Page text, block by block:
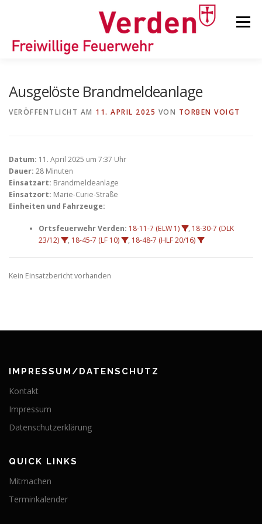
Menü
KINDER-/JUGENDFEUERWEHR
Ausgelöste Brandmeldeanlage
VERÖFFENTLICHT AM 11. APRIL 2025 VON TORBEN VOIGT
Datum: 11. April 2025 um 7:37 Uhr
Dauer: 28 Minuten
Einsatzart: Brandmeldeanlage
Einsatzort: Marie-Curie-Straße
Einheiten und Fahrzeuge:
Ortsfeuerwehr Verden: 18-11-7 (ELW 1) , 18-30-7 (DLK
23/12)
, 18-45-7 (LF 10) , 18-48-7 (HLF 20/16)
Kein Einsatzbericht vorhanden
IMPRESSUM/DATENSCHUTZ
Kontakt
Impressum
Datenschutzerklärung
QUICK LINKS
Mitmachen
Terminkalender